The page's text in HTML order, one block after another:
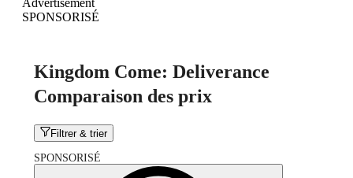
SPONSORISÉ
Kingdom Come: Deliverance
Comparaison des prix
Filtrer & trier
SPONSORISÉ